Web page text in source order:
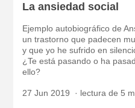
La ansiedad social
Ejemplo autobiográfico de
un trastorno que padecen
y que yo he sufrido en
¿Te está pasando o ha
ello?
27 Jun 2019 lectura de 5